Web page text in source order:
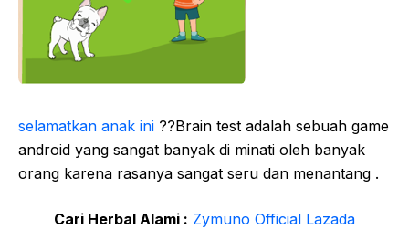
selamatkan anak ini ??Brain test adalah sebuah game
android yang sangat banyak di minati oleh banyak
orang karena rasanya sangat seru dan menantang .
Cari Herbal Alami : Zymuno Official Lazada